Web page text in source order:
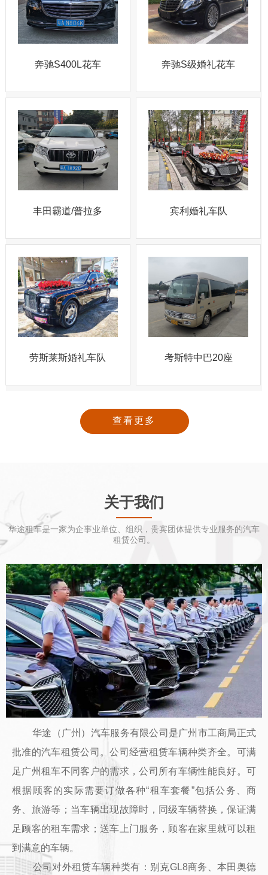
奔驰S400L花车 奔驰S级婚礼花车
丰田霸道/普拉多 宾利婚礼车队
劳斯莱斯婚礼车队 考斯特中巴20座
查看更多
关于我们
华途租车是一家为企事业单位、组织，贵宾团体提供专业服务的汽车
租赁公司。
华途（广州）汽车服务有限公司是广州市工商局正式
批准的汽车租赁公司。公司经营租赁车辆种类齐全。可满
足广州租车不同客户的需求，公司所有车辆性能良好。可
根据顾客的实际需要订做各种“租车套餐”包括公务、商
务、旅游等；当车辆出现故障时，同级车辆替换，保证满
足顾客的租车需求；送车上门服务，顾客在家里就可以租
到满意的车辆。
公司对外租赁车辆种类有：别克GL8商务、本田奥德